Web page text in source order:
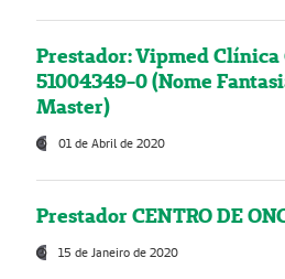
Prestador: Vipmed Clínica
51004349-0 (Nome
Master)
01 de Abril de 2020
Prestador CENTRO DE
15 de Janeiro de 2020